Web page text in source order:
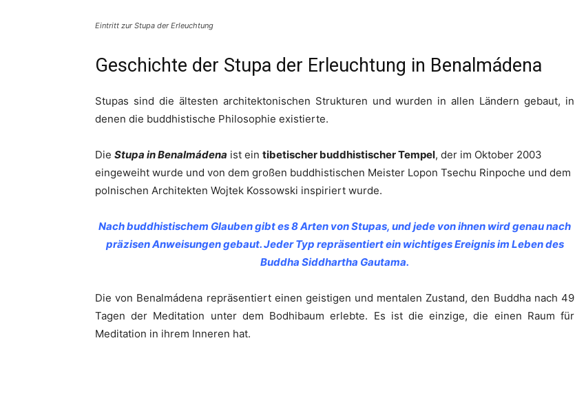
Eintritt zur Stupa der Erleuchtung
Geschichte der Stupa der Erleuchtung in Benalmádena
Stupas sind die ältesten architektonischen Strukturen und wurden in allen Ländern gebaut, in
denen die buddhistische Philosophie existierte.
Die Stupa in Benalmádena ist ein tibetischer buddhistischer Tempel, der im Oktober 2003
eingeweiht wurde und von dem großen buddhistischen Meister Lopon Tsechu Rinpoche und dem
polnischen Architekten Wojtek Kossowski inspiriert wurde.
Nach buddhistischem Glauben gibt es 8 Arten von Stupas, und jede von ihnen wird genau nach
präzisen Anweisungen gebaut. Jeder Typ repräsentiert ein wichtiges Ereignis im Leben des
Buddha Siddhartha Gautama.
Die von Benalmádena repräsentiert einen geistigen und mentalen Zustand, den Buddha nach 49
Tagen der Meditation unter dem Bodhibaum erlebte. Es ist die einzige, die einen Raum für
Meditation in ihrem Inneren hat.